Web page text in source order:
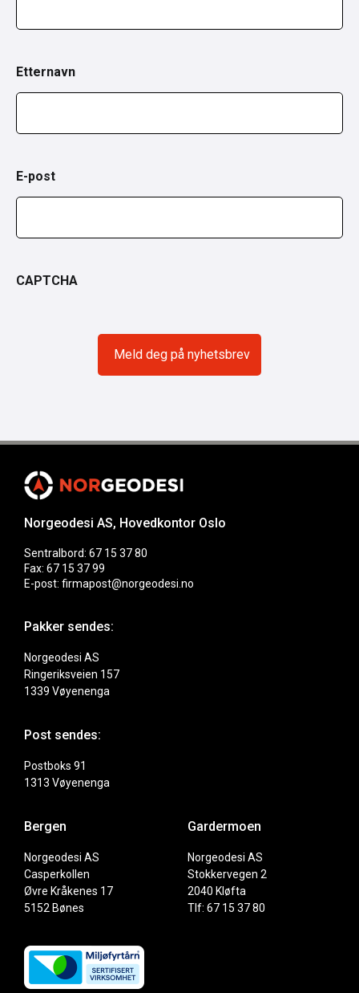
Etternavn
E-post
CAPTCHA
Norgeodesi AS, Hovedkontor Oslo
Sentralbord: 67 15 37 80
Fax: 67 15 37 99
E-post: firmapost@norgeodesi.no
Pakker sendes:
Norgeodesi AS
Ringeriksveien 157
1339 Vøyenenga
Post sendes:
Postboks 91
1313 Vøyenenga
Bergen
Norgeodesi AS
Casperkollen
Øvre Kråkenes 17
5152 Bønes
Gardermoen
Norgeodesi AS
Stokkervegen 2
2040 Kløfta
Tlf: 67 15 37 80